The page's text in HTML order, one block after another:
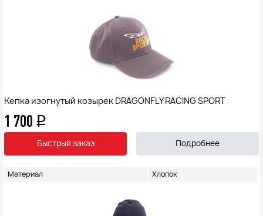
Кепка изогнутый козырек DRAGONFLY RACING SPORT
1 700 q
Быстрый заказ Подробнее
Материал Хлопок